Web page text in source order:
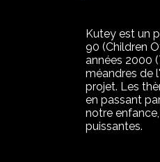
Kutey est un
90 (Children
années 2000
méandres de
projet. Les
en passant
notre
puissantes.